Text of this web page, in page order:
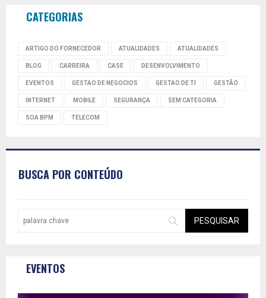
CATEGORIAS
ARTIGO DO FORNECEDOR ATUALIDADES ATUALIDADES
BLOG CARREIRA CASE DESENVOLVIMENTO
EVENTOS GESTAO DE NEGOCIOS GESTAO DE TI GESTÃO
INTERNET MOBILE SEGURANÇA SEM CATEGORIA
SOA BPM TELECOM
BUSCA POR CONTEÚDO
EVENTOS